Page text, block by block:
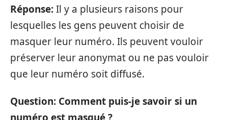
Réponse:Il y a plusieurs raisons pour
lesquelles les gens peuvent choisir de
masquer leur numéro. Ils peuvent vouloir
préserver leur anonymat ou ne pas vouloir
que leur numéro soit diffusé.
Question: Comment puis-je savoir si un